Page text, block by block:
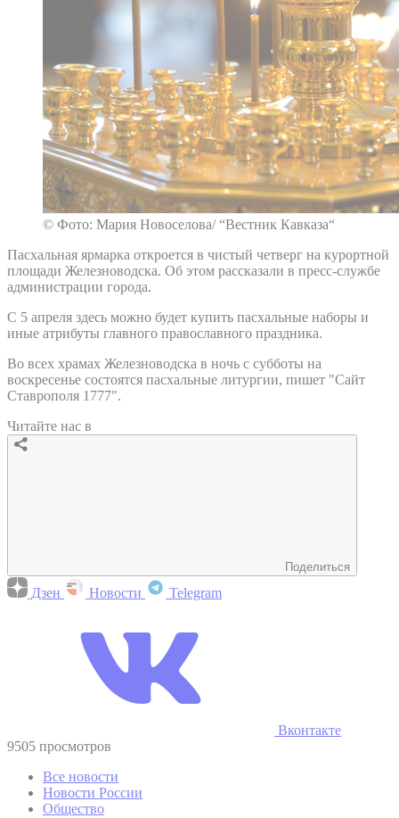
© Фото: Мария Новоселова/ “Вестник Кавказа“
Пасхальная ярмарка откроется в чистый четверг на курортной
площади Железноводска. Об этом рассказали в пресс-службе
администрации города.
С 5 апреля здесь можно будет купить пасхальные наборы и
иные атрибуты главного православного праздника.
Во всех храмах Железноводска в ночь с субботы на
воскресенье состоятся пасхальные литургии, пишет "Сайт
Ставрополя 1777".
Читайте нас в
Поделиться
Дзен Новости Telegram
Вконтакте
9505 просмотров
Все новости
Новости России
Общество